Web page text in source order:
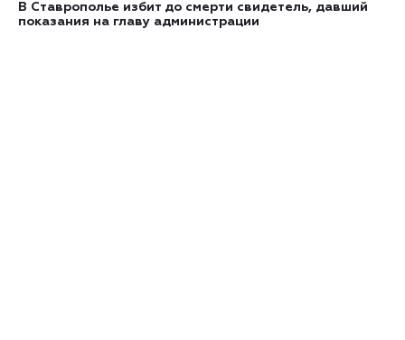
В Ставрополье избит до смерти свидетель, давший
показания на главу администрации